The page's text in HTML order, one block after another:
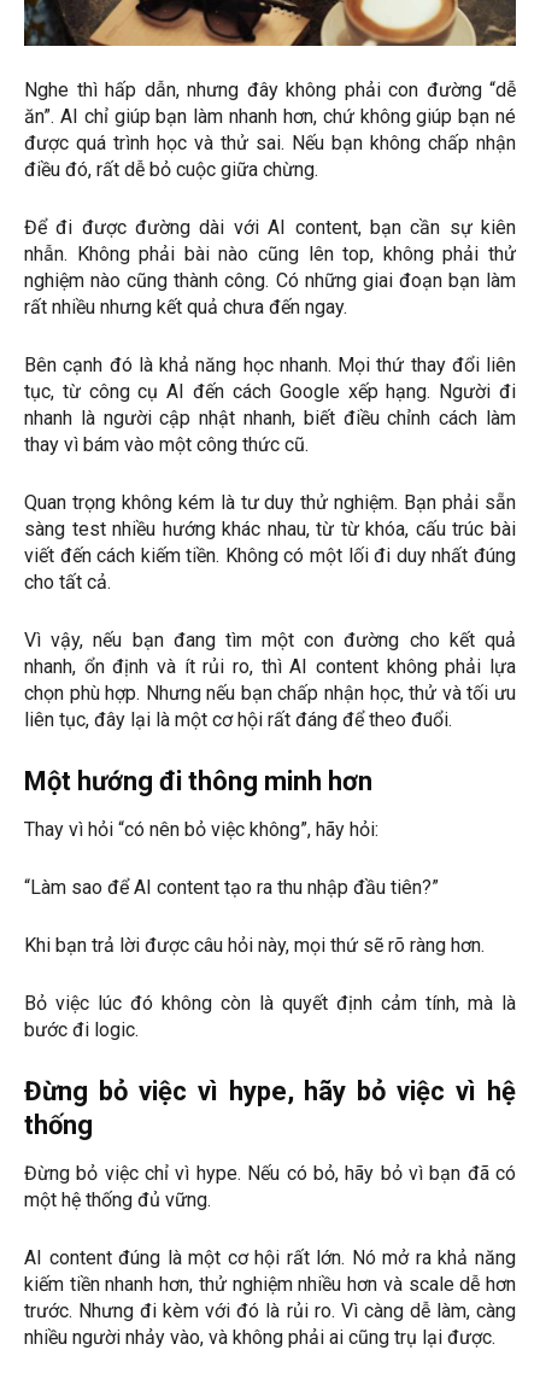
Nghe thì hấp dẫn, nhưng đây không phải con đường “dễ
ăn”. AI chỉ giúp bạn làm nhanh hơn, chứ không giúp bạn né
được quá trình học và thử sai. Nếu bạn không chấp nhận
điều đó, rất dễ bỏ cuộc giữa chừng.
Để đi được đường dài với AI content, bạn cần sự kiên
nhẫn. Không phải bài nào cũng lên top, không phải thử
nghiệm nào cũng thành công. Có những giai đoạn bạn làm
rất nhiều nhưng kết quả chưa đến ngay.
Bên cạnh đó là khả năng học nhanh. Mọi thứ thay đổi liên
tục, từ công cụ AI đến cách Google xếp hạng. Người đi
nhanh là người cập nhật nhanh, biết điều chỉnh cách làm
thay vì bám vào một công thức cũ.
Quan trọng không kém là tư duy thử nghiệm. Bạn phải sẵn
sàng test nhiều hướng khác nhau, từ từ khóa, cấu trúc bài
viết đến cách kiếm tiền. Không có một lối đi duy nhất đúng
cho tất cả.
Vì vậy, nếu bạn đang tìm một con đường cho kết quả
nhanh, ổn định và ít rủi ro, thì AI content không phải lựa
chọn phù hợp. Nhưng nếu bạn chấp nhận học, thử và tối ưu
liên tục, đây lại là một cơ hội rất đáng để theo đuổi.
Một hướng đi thông minh hơn
Thay vì hỏi “có nên bỏ việc không”, hãy hỏi:
“Làm sao để AI content tạo ra thu nhập đầu tiên?”
Khi bạn trả lời được câu hỏi này, mọi thứ sẽ rõ ràng hơn.
Bỏ việc lúc đó không còn là quyết định cảm tính, mà là
bước đi logic.
Đừng bỏ việc vì hype, hãy bỏ việc vì hệ
thống
Đừng bỏ việc chỉ vì hype. Nếu có bỏ, hãy bỏ vì bạn đã có
một hệ thống đủ vững.
AI content đúng là một cơ hội rất lớn. Nó mở ra khả năng
kiếm tiền nhanh hơn, thử nghiệm nhiều hơn và scale dễ hơn
trước. Nhưng đi kèm với đó là rủi ro. Vì càng dễ làm, càng
nhiều người nhảy vào, và không phải ai cũng trụ lại được.